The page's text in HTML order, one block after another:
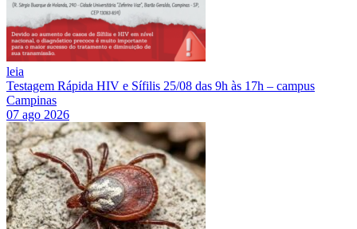
leia
Testagem Rápida HIV e Sífilis 25/08 das 9h às 17h – campus
Campinas
07 ago 2026